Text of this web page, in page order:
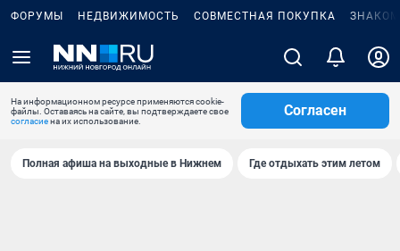
ФОРУМЫ НЕДВИЖИМОСТЬ СОВМЕСТНАЯ ПОКУПКА
На информационном ресурсе применяются cookie-
файлы. Оставаясь на сайте, вы подтверждаете свое
согласиена их использование.
Согласен
Полная афиша на выходные в Нижнем Где отдыхать этим летом